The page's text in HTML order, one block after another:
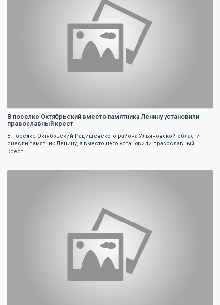
В поселке Октябрьский вместо памятника Ленину установили
православный крест
В поселке Октябрьский Радищевского района Ульяновской области
снесли памятник Ленину, а вместо него установили православный
крест.